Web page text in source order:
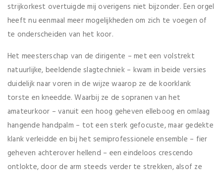
strijkorkest overtuigde mij overigens niet bijzonder. Een orgel
heeft nu eenmaal meer mogelijkheden om zich te voegen of
te onderscheiden van het koor.
Het meesterschap van de dirigente – met een volstrekt
natuurlijke, beeldende slagtechniek – kwam in beide versies
duidelijk naar voren in de wijze waarop ze de koorklank
torste en kneedde. Waarbij ze de sopranen van het
amateurkoor – vanuit een hoog geheven elleboog en omlaag
hangende handpalm – tot een sterk gefocuste, maar gedekte
klank verleidde en bij het semiprofessionele ensemble – fier
geheven achterover hellend – een eindeloos crescendo
ontlokte, door de arm steeds verder te strekken, alsof ze